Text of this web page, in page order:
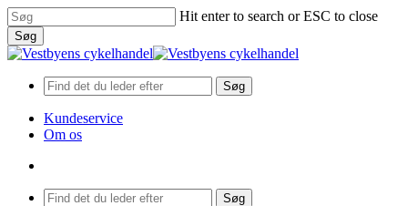
Skip
to
main
content
Hit enter to search or ESC to close
Søg
Close
Søg
Kundeservice
Om os
Menu
Søg